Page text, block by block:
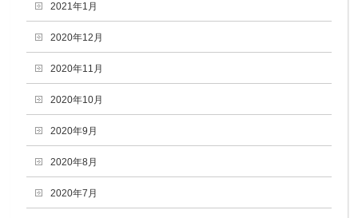
2021年1月
2020年12月
2020年11月
2020年10月
2020年9月
2020年8月
2020年7月